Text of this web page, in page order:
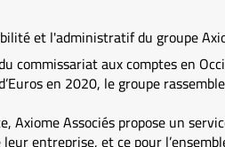
et l'administratif du groupe
commissariat aux comptes en
en 2020, le groupe
Axiome Associés propose un
entreprise, et ce pour